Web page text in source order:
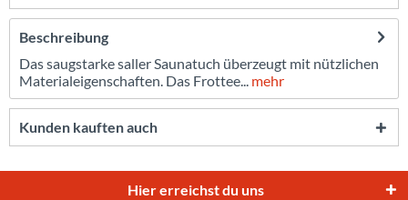
Beschreibung
Das saugstarke saller Saunatuch überzeugt mit nützlichen
Materialeigenschaften. Das Frottee... mehr
Kunden kauften auch
Hier erreichst du uns